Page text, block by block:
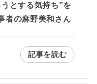
とする気持ち”を
者の麻野美和さん
記事を読む